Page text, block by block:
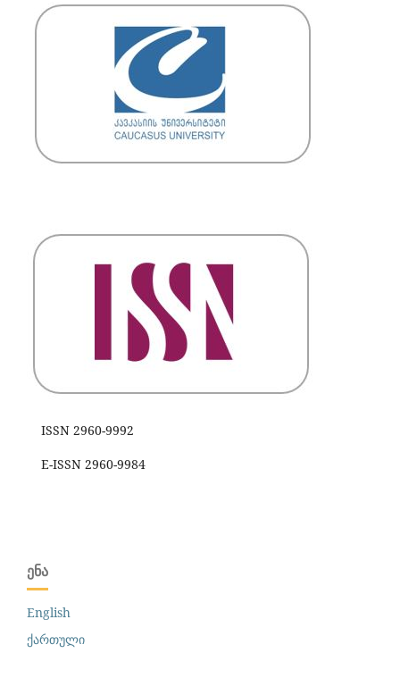
ISSN 2960-9992
E-ISSN 2960-9984
ᲔᲜᲐ
English
ქართული